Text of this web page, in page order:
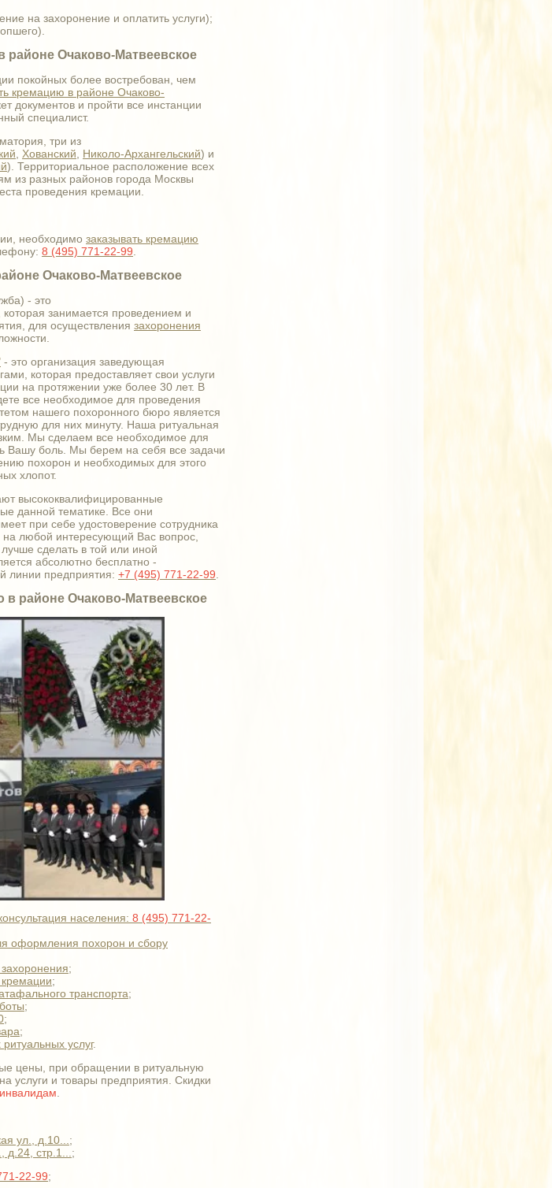
на захоронение и оплатить услуги);
районе Очаково-Матвеевское
покойных более востребован, чем
кремацию в районе Очаково-
документов и пройти все инстанции
специалист.
три из
Хованский Николо-Архангельский) и
). Территориальное расположение всех
из разных районов города Москвы
проведения кремации.
необходимо заказывать кремацию
8 (495) 771-22-99
Очаково-Матвеевское
- это
занимается проведением и
для осуществления захоронения
- это организация заведующая
которая предоставляет свои услуги
на протяжении уже более 30 лет. В
все необходимое для проведения
нашего похоронного бюро является
для них минуту. Наша ритуальная
Мы сделаем все необходимое для
Вашу боль. Мы берем на себя все задачи
похорон и необходимых для этого
хлопот.
высококвалифицированные
данной тематике. Все они
при себе удостоверение сотрудника
любой интересующий Вас вопрос,
сделать в той или иной
абсолютно бесплатно -
линии предприятия: +7 (495) 771-22-99
в районе Очаково-Матвеевское
населения: 8 (495) 771-22-
оформления похорон и сбору
;
;
транспорта;
;
;
;
услуг.
цены, при обращении в ритуальную
услуги и товары предприятия. Скидки
ул., д.10... ;
стр.1... ;
22-99;